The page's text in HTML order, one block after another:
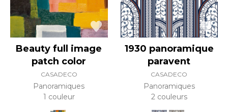
Beauty full image
patch color
CASADECO
Panoramiques
1 couleur
1930 panoramique
paravent
CASADECO
Panoramiques
2 couleurs